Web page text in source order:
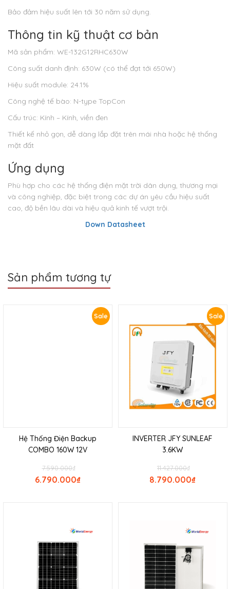
Bảo đảm hiệu suất lên tới 30 năm sử dụng.
Thông tin kỹ thuật cơ bản
Mã sản phẩm: WE-132G12RHC630W
Công suất danh định: 630W (có thể đạt tới 650W)
Hiệu suất module: 24.1%
Công nghệ tế bào: N-type TopCon
Cấu trúc: Kính – Kính, viền đen
Thiết kế nhỏ gọn, dễ dàng lắp đặt trên mái nhà hoặc hệ thống
mặt đất
Ứng dụng
Phù hợp cho các hệ thống điện mặt trời dân dụng, thương mại
và công nghiệp, đặc biệt trong các dự án yêu cầu hiệu suất
cao, độ bền lâu dài và hiệu quả kinh tế vượt trội.
Down Datasheet
Sản phẩm tương tự
Sale
Hệ Thống Điện Backup
COMBO 160W 12V
₫
7.590.000
₫
6.790.000
Sale
INVERTER JFY SUNLEAF
3.6KW
₫
11.427.000
₫
8.790.000